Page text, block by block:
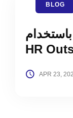
BLOG
HR
APR 23,